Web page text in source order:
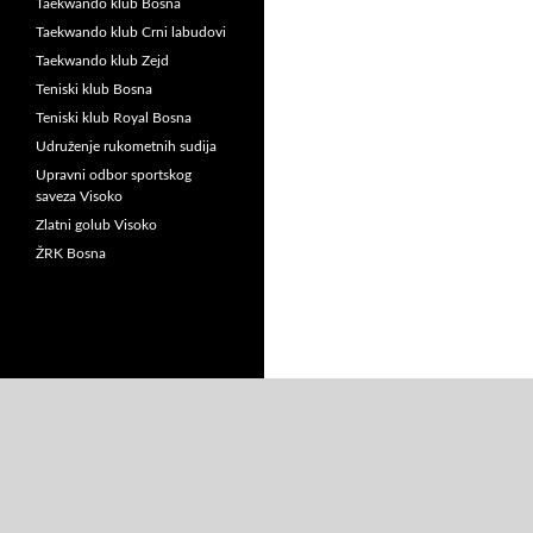
Taekwando klub Bosna
Taekwando klub Crni labudovi
Taekwando klub Zejd
Teniski klub Bosna
Teniski klub Royal Bosna
Udruženje rukometnih sudija
Upravni odbor sportskog
saveza Visoko
Zlatni golub Visoko
ŽRK Bosna